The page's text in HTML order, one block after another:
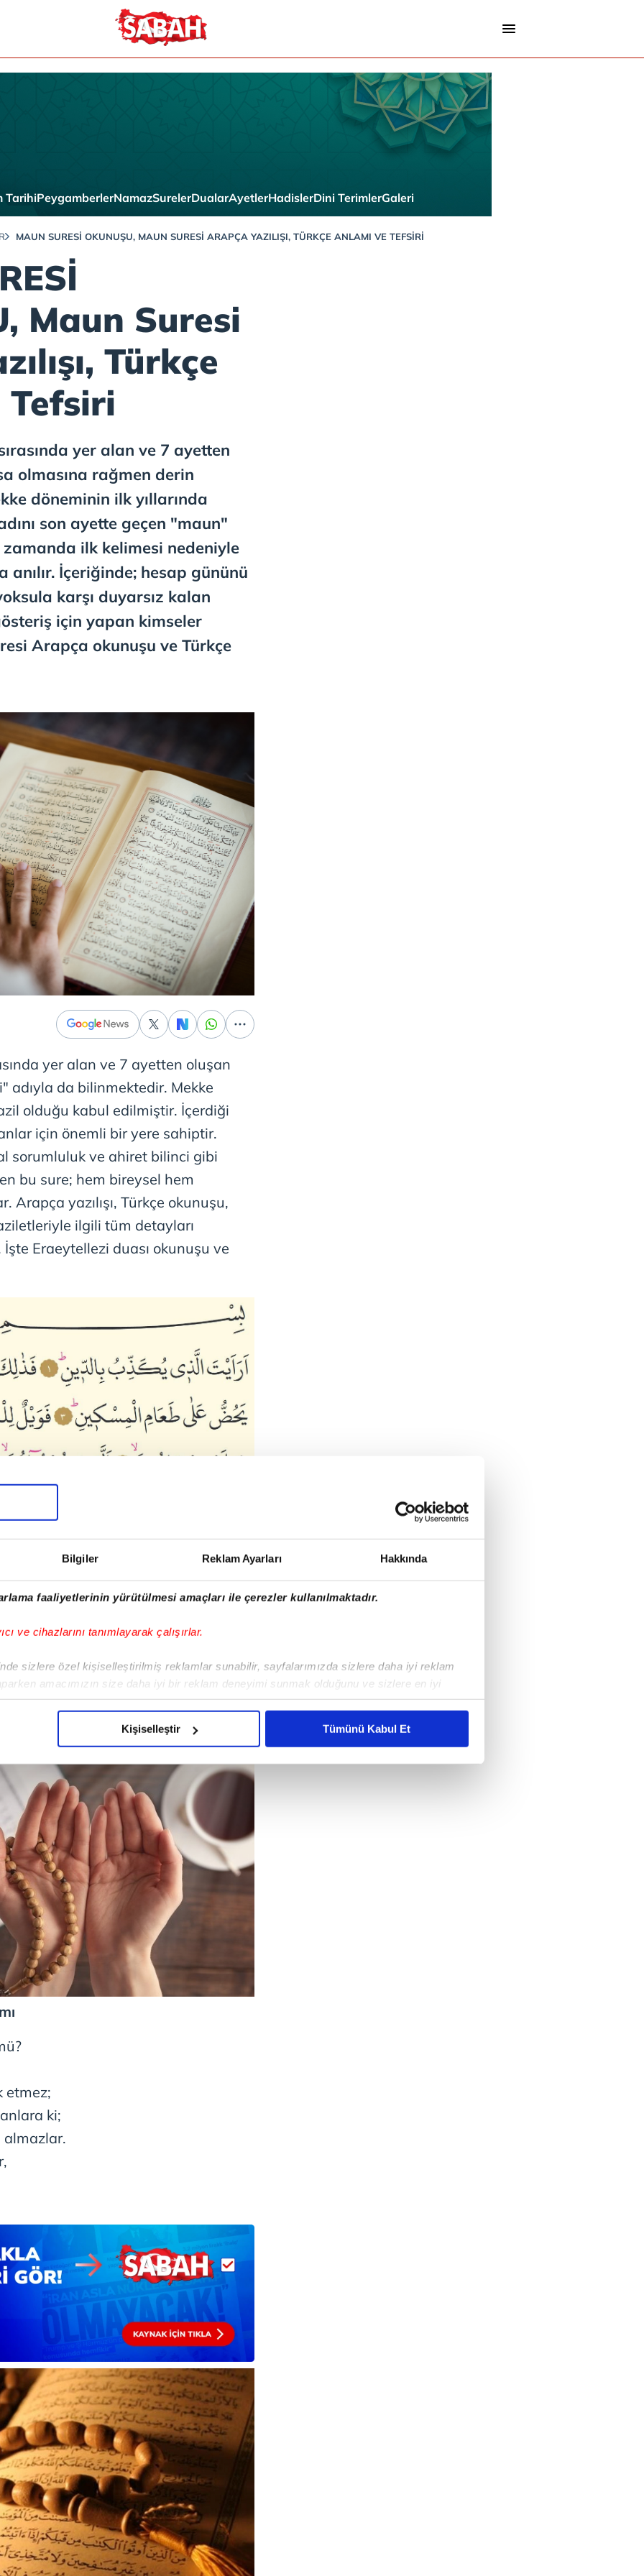
Bilgiler Reklam Ayarları Hakkında
faaliyetlerinin yürütülmesi amaçları ile çerezler kullanılmaktadır.
ve cihazlarını tanımlayarak çalışırlar.
sizlere özel kişiselleştirilmiş reklamlar sunabilir, sayfalarımızda sizlere daha iyi reklam
amacımızın size daha iyi bir reklam deneyimi sunmak olduğunu ve sizlere en iyi
gelen çabayı gösterdiğimizi ve bu noktada, reklamların maliyetlerimizi karşılamak
için İnternet Sitemizde kendimize ve üçüncü kişilere ait çerezler kullanılmaktadır. Bu
verileriniz işlenmekte olup gerekli olan çerezler bilgi toplumu hizmetlerinin sunulması
çerezler, sitemizin daha işlevsel kılınması ve kişiselleştirilmesi ve sizlere yönelik
amaçlarıyla sınırlı olarak açık rızanız dahilinde kullanılacaktır.
yer alan panel vasıtasıyla belirleyebilirsiniz. Çerezlere ilişkin detaylı bilgi için Ayarlar
Metnimizi ziyaret edebilirsiniz.
Kanunu uyarınca hazırlanmış Aydınlatma Metnimizi okumak ve sitemizde ilgili
çerezlerle ilgili bilgi almak için lütfen
Kişiselleştir Tümünü Kabul Et
TarihiPeygamberlerNamazSurelerDualarAyetlerHadislerDini TerimlerGaleri
MAUN SURESİ OKUNUŞU, MAUN SURESI ARAPÇA YAZILIŞI, TÜRKÇE ANLAMI VE TEFSIRI
Maun Suresi
Türkçe
Tefsiri
yer alan ve 7 ayetten
olmasına rağmen derin
döneminin ilk yıllarında
son ayette geçen "maun"
zamanda ilk kelimesi nedeniyle
anılır. İçeriğinde; hesap gününü
karşı duyarsız kalan
için yapan kimseler
Arapça okunuşu ve Türkçe
yer alan ve 7 ayetten oluşan
adıyla da bilinmektedir. Mekke
olduğu kabul edilmiştir. İçerdiği
için önemli bir yere sahiptir.
sorumluluk ve ahiret bilinci gibi
bu sure; hem bireysel hem
Arapça yazılışı, Türkçe okunuşu,
ilgili tüm detayları
Eraeytellezi duası okunuşu ve
din
miskin
sahun
etmez;
ki;
almazlar.